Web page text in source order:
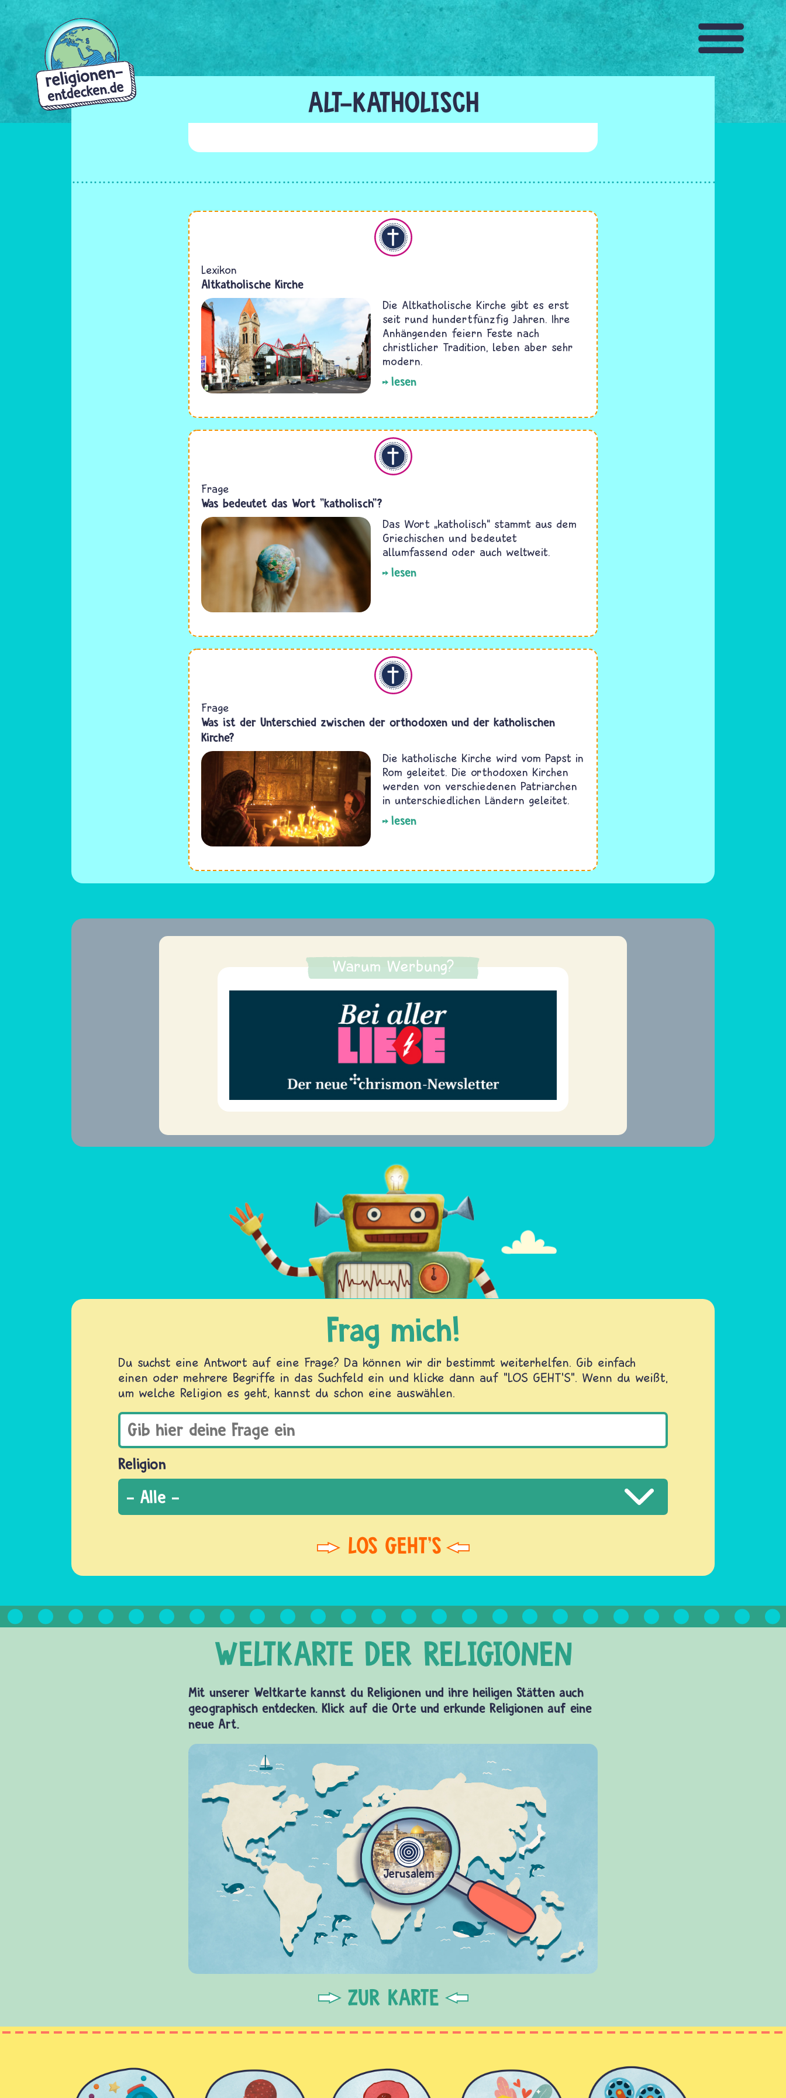
Direkt
ALT-KATHOLISCH
Lexikon
Altkatholische Kirche
Die Altkatholische Kirche gibt es erst
seit rund hundertfünzfig Jahren. Ihre
Anhängenden feiern Feste nach
christlicher Tradition, leben aber sehr
modern.
lesen
Frage
Was bedeutet das Wort "katholisch"?
Das Wort „katholisch“ stammt aus dem
Griechischen und bedeutet
allumfassend oder auch weltweit.
lesen
Frage
Was ist der Unterschied zwischen der orthodoxen und der katholischen
Kirche?
Die katholische Kirche wird vom Papst in
Rom geleitet. Die orthodoxen Kirchen
werden von verschiedenen Patriarchen
in unterschiedlichen Ländern geleitet.
lesen
Warum Werbung?
Frag mich!
Du suchst eine Antwort auf eine Frage? Da können wir dir bestimmt weiterhelfen. Gib einfach
einen oder mehrere Begriffe in das Suchfeld ein und klicke dann auf "LOS GEHT'S". Wenn du weißt,
um welche Religion es geht, kannst du schon eine auswählen.
Religion
Mit unserer Weltkarte kannst du Religionen und ihre heiligen Stätten auch
geographisch entdecken. Klick auf die Orte und erkunde Religionen auf eine
neue Art.
ZUR KARTE